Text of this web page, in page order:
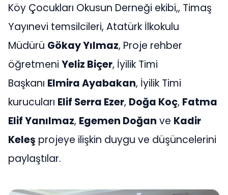
Köy Çocukları Okusun Derneği ekibi,, Timaş
Yayınevi temsilcileri, Atatürk İlkokulu
Müdürü Gökay Yılmaz, Proje rehber
öğretmeni Yeliz Biçer, İyilik Timi
Başkanı Elmira Ayabakan, İyilik Timi
kurucuları Elif Serra Ezer, Doğa Koç, Fatma
Elif Yanılmaz, Egemen Doğan ve Kadir
Keleş projeye ilişkin duygu ve düşüncelerini
paylaştılar.